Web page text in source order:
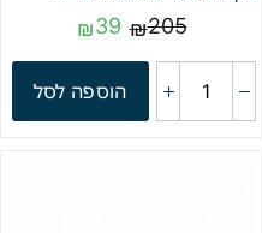
₪205
₪39
הוספה לסל